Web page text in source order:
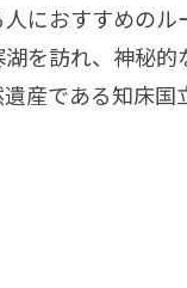
におすすめの
を訪れ、神秘
産である知床